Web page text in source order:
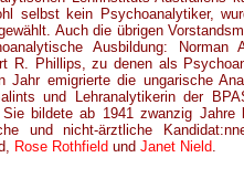
selbst kein Psychoanalytiker,
Auch die übrigen
Ausbildung: Norman
R. Phillips, zu denen als
emigrierte die ungarische
und Lehranalytikerin der
bildete ab 1941 zwanzig Jahre
und nicht-ärztliche
Rose Rothfield und Janet Nield.